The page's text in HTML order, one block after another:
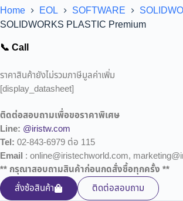
Home EOL SOFTWARE
SOLIDWORKS PLASTIC Premium
📞 Call
ราคาสินค้ายังไม่รวมภาษีมูลค่าเพิ่ม
[display_datasheet]
ติดต่อสอบถามเพื่อขอราคาพิเศษ
Line: @iristw.com
Tel: 02-843-6979 ต่อ 115
Email : online@iristechworld.com,
** กรุณาสอบถามสินค้าก่อนกดสั่งซื้อทุกครั้ง **
สั่งซ้อสินค้า
ติดต่อสอบถาม